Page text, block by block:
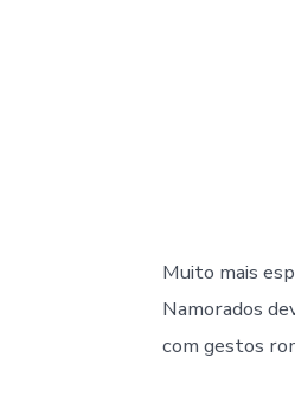
Muito mais
Namorados
com gestos